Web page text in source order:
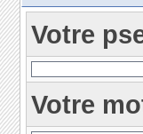
Votre
Votre